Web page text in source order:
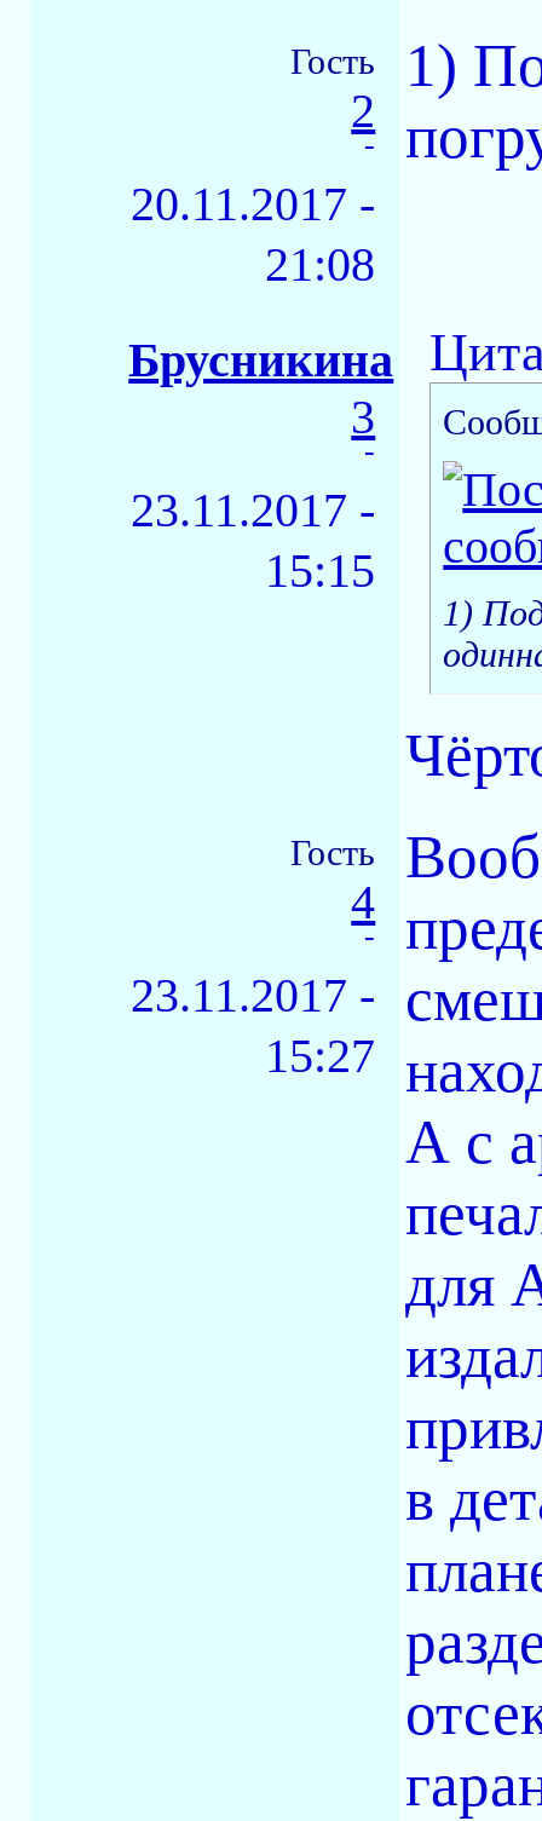
Гость
2
-
20.11.2017 -
21:08
1)
Брусникина
3
-
23.11.2017 -
15:15
1)
Гость
4
-
23.11.2017 -
15:27
А с
для
в